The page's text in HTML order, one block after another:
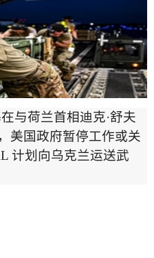
与荷兰首相迪克·舒夫
美国政府暂停工作或关
计划向乌克兰运送武